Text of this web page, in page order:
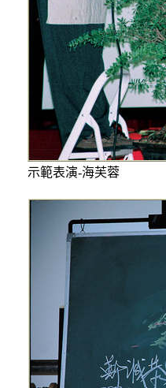
示範表演-海芙蓉